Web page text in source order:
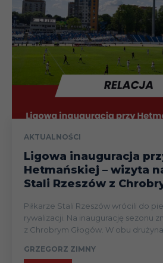
AKTUALNOŚCI
Ligowa inauguracja
Hetmańskiej – wizyta
Stali Rzeszów z
Piłkarze Stali Rzeszów wrócili do
rywalizacji. Na inaugurację sezonu
z Chrobrym Głogów. W obu
GRZEGORZ ZIMNY